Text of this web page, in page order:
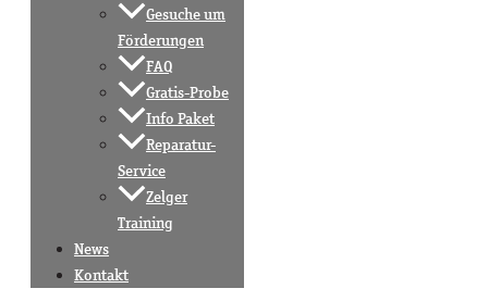
Gesuche um
Förderungen
FAQ
Gratis-Probe
Info Paket
Reparatur-
Service
Zelger
Training
News
Kontakt